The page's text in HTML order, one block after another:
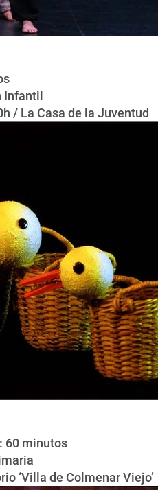
Infantil
/ La Casa de la Juventud
60 minutos
‘Villa de Colmenar Viejo’